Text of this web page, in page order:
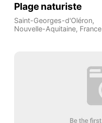
Plage naturiste
Saint-Georges-d'Oléron,
Nouvelle-Aquitaine, France